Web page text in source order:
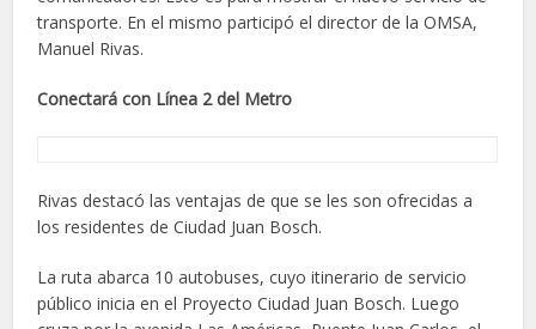
transporte. En el mismo participó el director de la OMSA,
Manuel Rivas.
Conectará con Línea 2 del Metro
Rivas destacó las ventajas de que se les son ofrecidas a
los residentes de Ciudad Juan Bosch.
La ruta abarca 10 autobuses, cuyo itinerario de servicio
público inicia en el Proyecto Ciudad Juan Bosch. Luego